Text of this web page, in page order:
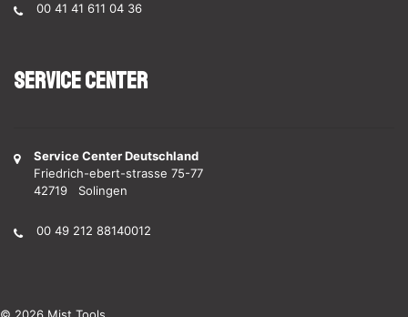
00 41 41 611 04 36
Service Center
Service Center Deutschland
Friedrich-ebert-strasse 75-77
42719 Solingen
00 49 212 88140012